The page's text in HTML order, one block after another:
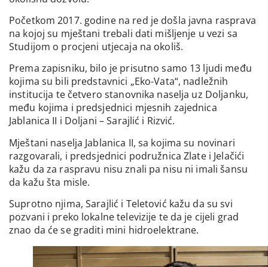
Početkom 2017. godine na red je došla javna rasprava
na kojoj su mještani trebali dati mišljenje u vezi sa
Studijom o procjeni utjecaja na okoliš.
Prema zapisniku, bilo je prisutno samo 13 ljudi među
kojima su bili predstavnici „Eko-Vata“, nadležnih
institucija te četvero stanovnika naselja uz Doljanku,
među kojima i predsjednici mjesnih zajednica
Jablanica II i Doljani – Sarajlić i Rizvić.
Mještani naselja Jablanica II, sa kojima su novinari
razgovarali, i predsjednici podružnica Zlate i Jelačići
kažu da za raspravu nisu znali pa nisu ni imali šansu
da kažu šta misle.
Suprotno njima, Sarajlić i Teletović kažu da su svi
pozvani i preko lokalne televizije te da je cijeli grad
znao da će se graditi mini hidroelektrane.